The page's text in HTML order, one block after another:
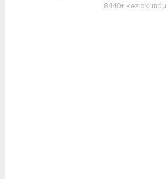
8440+ kez okundu.